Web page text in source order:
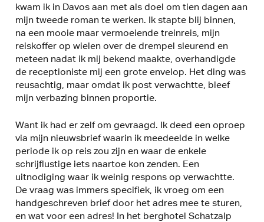
kwam ik in Davos aan met als doel om tien dagen aan
mijn tweede roman te werken. Ik stapte blij binnen,
na een mooie maar vermoeiende treinreis, mijn
reiskoffer op wielen over de drempel sleurend en
meteen nadat ik mij bekend maakte, overhandigde
de receptioniste mij een grote envelop. Het ding was
reusachtig, maar omdat ik post verwachtte, bleef
mijn verbazing binnen proportie.
Want ik had er zelf om gevraagd. Ik deed een oproep
via mijn nieuwsbrief waarin ik meedeelde in welke
periode ik op reis zou zijn en waar de enkele
schrijflustige iets naartoe kon zenden. Een
uitnodiging waar ik weinig respons op verwachtte.
De vraag was immers specifiek, ik vroeg om een
handgeschreven brief door het adres mee te sturen,
en wat voor een adres! In het berghotel Schatzalp